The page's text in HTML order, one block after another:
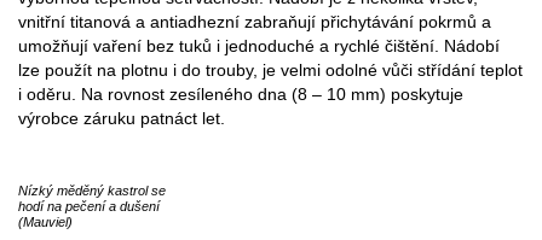
vnitřní titanová a antiadhezní zabraňují přichytávání pokrmů a
umožňují vaření bez tuků i jednoduché a rychlé čištění. Nádobí
lze použít na plotnu i do trouby, je velmi odolné vůči střídání teplot
i oděru. Na rovnost zesíleného dna (8 – 10 mm) poskytuje
výrobce záruku patnáct let.
Nízký měděný kastrol se
hodí na pečení a dušení
(Mauviel)